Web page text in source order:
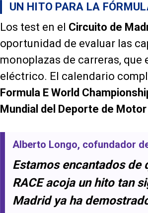
UN HITO PARA LA
Los test en el Circuito de
oportunidad de evaluar las
monoplazas de carreras,
eléctrico. El calendario
Formula E World
Mundial del Deporte de
Alberto Longo, cofundador
Estamos encantados
RACE acoja un hito tan
Madrid ya ha